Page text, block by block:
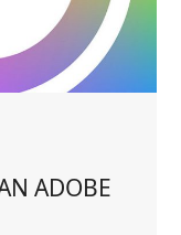
ADOBE